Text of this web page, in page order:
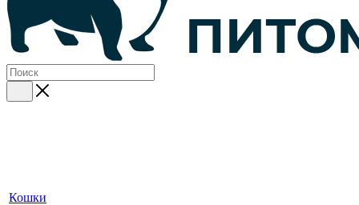
Кошки